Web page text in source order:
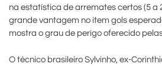
na estatística de arremates certos (5 a
grande vantagem no item gols
mostra o grau de perigo oferecido
O técnico brasileiro Sylvinho, ex-